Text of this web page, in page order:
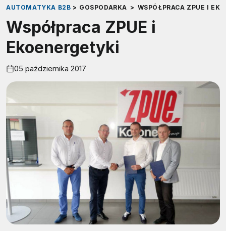
AUTOMATYKA B2B > GOSPODARKA > WSPÓŁPRACA ZPUE I
Współpraca ZPUE i
Ekoenergetyki
05 października 2017